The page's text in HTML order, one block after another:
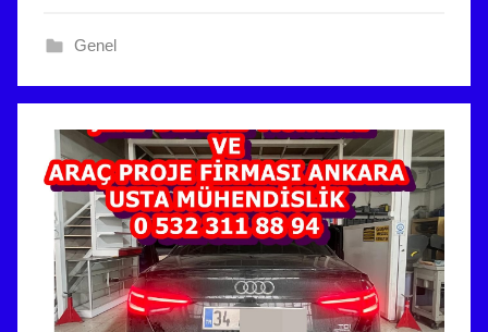
2
t
r
Genel